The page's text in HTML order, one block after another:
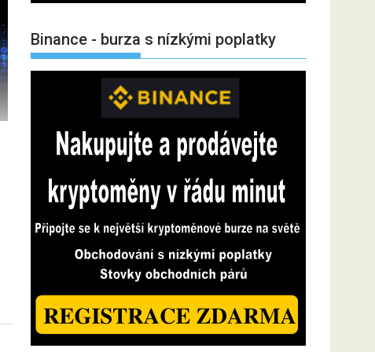
Binance - burza s nízkými poplatky